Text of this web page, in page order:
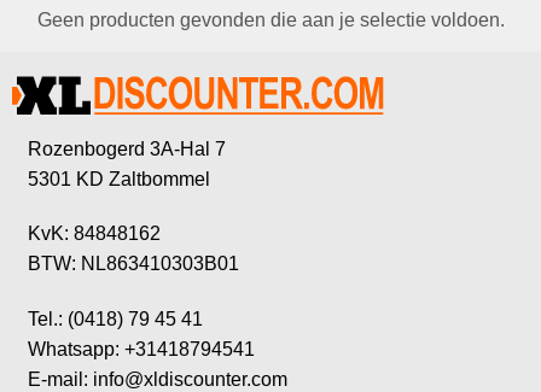
Geen producten gevonden die aan je selectie voldoen.
Rozenbogerd 3A-Hal 7
5301 KD Zaltbommel
KvK: 84848162
BTW: NL863410303B01
Tel.: (0418) 79 45 41
Whatsapp: +31418794541
E-mail: info@xldiscounter.com